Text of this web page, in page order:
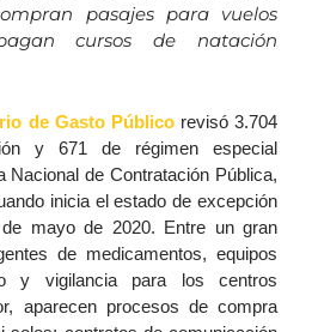
pasajes para vuelos
cursos de natación
de Gasto Públicorevisó 3.704
y 671 de régimen especial
Nacional de Contratación Pública,
inicia el estado de excepción
mayo de 2020. Entre un gran
de medicamentos, equipos
y vigilancia para los centros
aparecen procesos de compra